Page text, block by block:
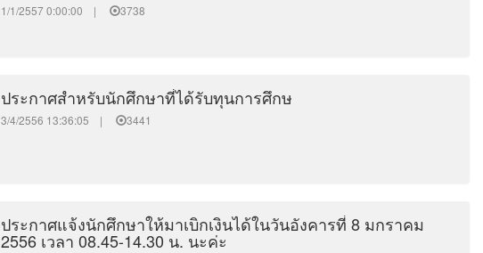
1/1/2557 0:00:00 | 3738
ประกาศสำหรับนักศึกษาที่ได้รับทุนการศึกษ
3/4/2556 13:36:05 | 3441
ประกาศแจ้งนักศึกษาให้มาเบิกเงินได้ในวันอังคารที่ 8 มกราคม
2556 เวลา 08.45-14.30 น. นะค่ะ